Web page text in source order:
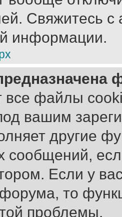
Свяжитесь
информации.
все файлы
вашим
другие
сообщений,
Если у
то
проблемы.